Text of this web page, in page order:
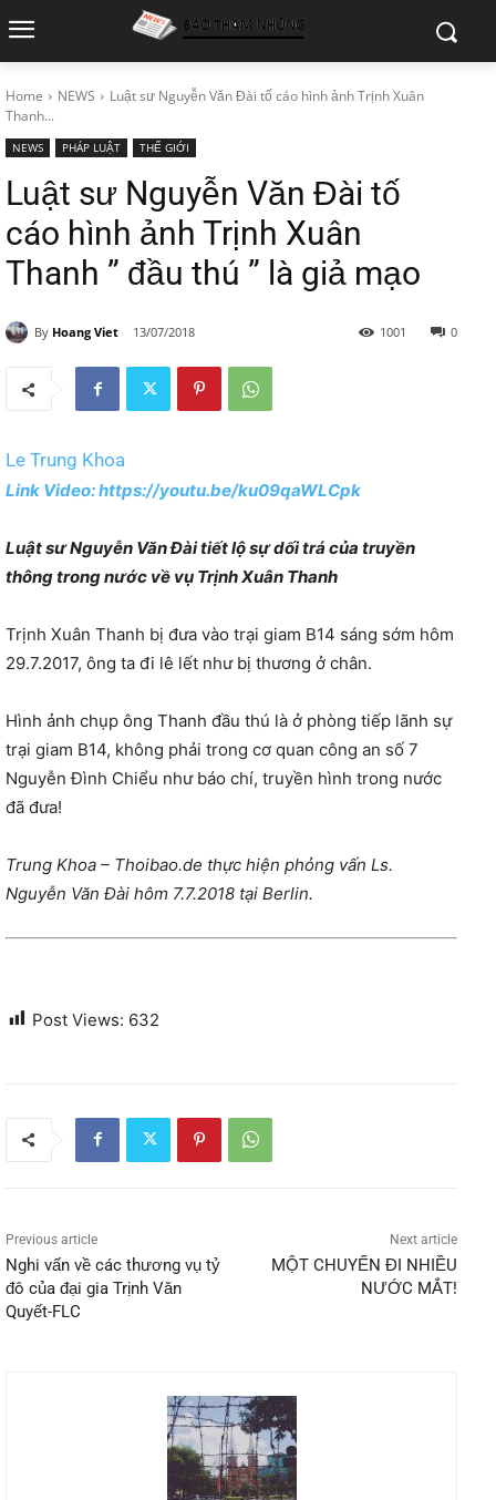
Home NEWS
Luật sư Nguyễn Văn Đài tố cáo hình ảnh Trịnh Xuân
Thanh...
NEWS PHÁP LUẬT THẾ GIỚI
Luật sư Nguyễn Văn Đài tố
cáo hình ảnh Trịnh Xuân
Thanh ” đầu thú ” là giả mạo
By Hoang Viet 13/07/2018 0
1001
Le Trung Khoa
Link Video: https://youtu.be/ku09qaWLCpk
Luật sư Nguyễn Văn Đài tiết lộ sự dối trá của truyền
thông trong nước về vụ Trịnh Xuân Thanh
Trịnh Xuân Thanh bị đưa vào trại giam B14 sáng sớm hôm
29.7.2017, ông ta đi lê lết như bị thương ở chân.
Hình ảnh chụp ông Thanh đầu thú là ở phòng tiếp lãnh sự
trại giam B14, không phải trong cơ quan công an số 7
Nguyễn Đình Chiểu như báo chí, truyền hình trong nước
đã đưa!
Trung Khoa – Thoibao.de thực hiện phỏng vấn Ls.
Nguyễn Văn Đài hôm 7.7.2018 tại Berlin.
Post Views: 632
Previous article
Nghi vấn về các thương vụ tỷ
đô của đại gia Trịnh Văn
Quyết-FLC
Next article
MỘT CHUYẾN ĐI NHIỀU
NƯỚC MẮT!